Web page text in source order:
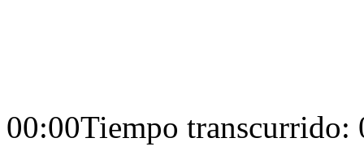
00:00Tiempo transcurrido: